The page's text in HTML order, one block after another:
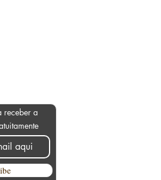
receber a